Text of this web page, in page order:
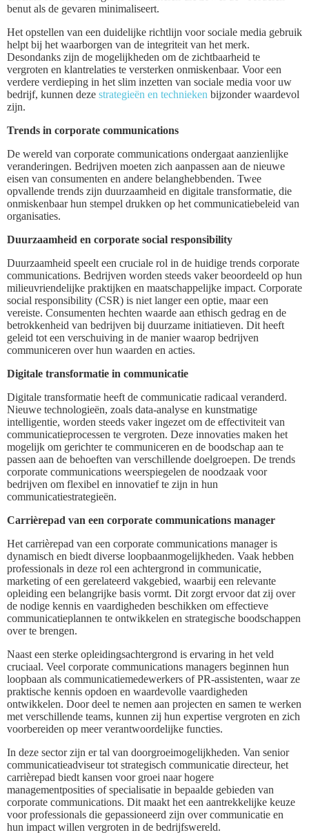
benut als de gevaren minimaliseert.
Het opstellen van een duidelijke richtlijn voor sociale media gebruik
helpt bij het waarborgen van de integriteit van het merk.
Desondanks zijn de mogelijkheden om de zichtbaarheid te
vergroten en klantrelaties te versterken onmiskenbaar. Voor een
verdere verdieping in het slim inzetten van sociale media voor uw
bedrijf, kunnen deze strategieën en technieken bijzonder waardevol
zijn.
Trends in corporate communications
De wereld van corporate communications ondergaat aanzienlijke
veranderingen. Bedrijven moeten zich aanpassen aan de nieuwe
eisen van consumenten en andere belanghebbenden. Twee
opvallende trends zijn duurzaamheid en digitale transformatie, die
onmiskenbaar hun stempel drukken op het communicatiebeleid van
organisaties.
Duurzaamheid en corporate social responsibility
Duurzaamheid speelt een cruciale rol in de huidige trends corporate
communications. Bedrijven worden steeds vaker beoordeeld op hun
milieuvriendelijke praktijken en maatschappelijke impact. Corporate
social responsibility (CSR) is niet langer een optie, maar een
vereiste. Consumenten hechten waarde aan ethisch gedrag en de
betrokkenheid van bedrijven bij duurzame initiatieven. Dit heeft
geleid tot een verschuiving in de manier waarop bedrijven
communiceren over hun waarden en acties.
Digitale transformatie in communicatie
Digitale transformatie heeft de communicatie radicaal veranderd.
Nieuwe technologieën, zoals data-analyse en kunstmatige
intelligentie, worden steeds vaker ingezet om de effectiviteit van
communicatieprocessen te vergroten. Deze innovaties maken het
mogelijk om gerichter te communiceren en de boodschap aan te
passen aan de behoeften van verschillende doelgroepen. De trends
corporate communications weerspiegelen de noodzaak voor
bedrijven om flexibel en innovatief te zijn in hun
communicatiestrategieën.
Carrièrepad van een corporate communications manager
Het carrièrepad van een corporate communications manager is
dynamisch en biedt diverse loopbaanmogelijkheden. Vaak hebben
professionals in deze rol een achtergrond in communicatie,
marketing of een gerelateerd vakgebied, waarbij een relevante
opleiding een belangrijke basis vormt. Dit zorgt ervoor dat zij over
de nodige kennis en vaardigheden beschikken om effectieve
communicatieplannen te ontwikkelen en strategische boodschappen
over te brengen.
Naast een sterke opleidingsachtergrond is ervaring in het veld
cruciaal. Veel corporate communications managers beginnen hun
loopbaan als communicatiemedewerkers of PR-assistenten, waar ze
praktische kennis opdoen en waardevolle vaardigheden
ontwikkelen. Door deel te nemen aan projecten en samen te werken
met verschillende teams, kunnen zij hun expertise vergroten en zich
voorbereiden op meer verantwoordelijke functies.
In deze sector zijn er tal van doorgroeimogelijkheden. Van senior
communicatieadviseur tot strategisch communicatie directeur, het
carrièrepad biedt kansen voor groei naar hogere
managementposities of specialisatie in bepaalde gebieden van
corporate communications. Dit maakt het een aantrekkelijke keuze
voor professionals die gepassioneerd zijn over communicatie en
hun impact willen vergroten in de bedrijfswereld.